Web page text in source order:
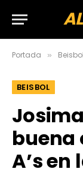
Portada » Beisbol
BEISBOL
buena
A’s en